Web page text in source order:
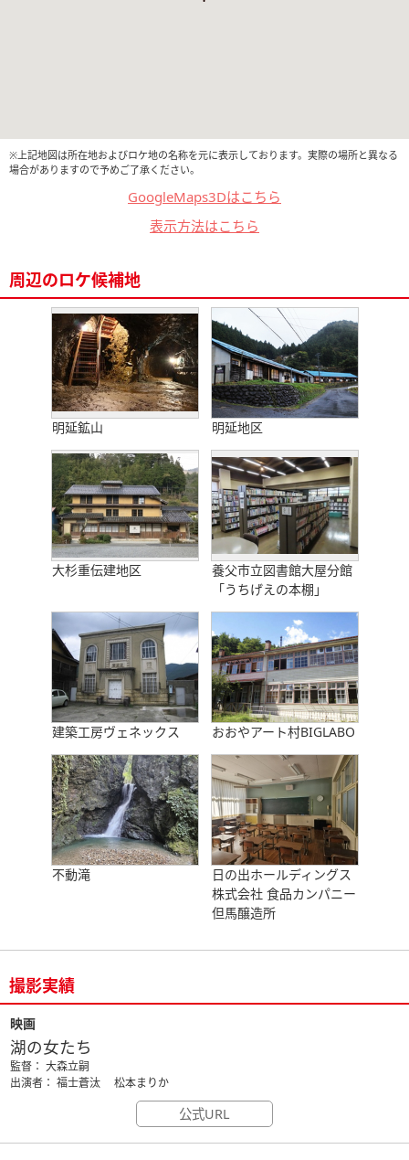
※上記地図は所在地およびロケ地の名称を元に表示しております。実際の場所と異なる
場合がありますので予めご了承ください。
GoogleMaps3Dはこちら
表示方法はこちら
周辺のロケ候補地
明延鉱山 明延地区
大杉重伝建地区
養父市立図書館大屋分館
「うちげえの本棚」
建築工房ヴェネックス おおやアート村BIGLABO
不動滝
日の出ホールディングス
株式会社 食品カンパニー
但馬醸造所
撮影実績
映画
湖の女たち
監督： 大森立嗣
出演者： 福士蒼汰 松本まりか
公式URL